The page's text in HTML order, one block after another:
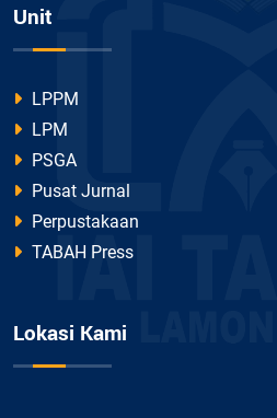
Unit
LPPM
LPM
PSGA
Pusat Jurnal
Perpustakaan
TABAH Press
Lokasi Kami